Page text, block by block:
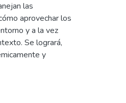
las
aprovechar los
y a la vez
Se logrará,
y